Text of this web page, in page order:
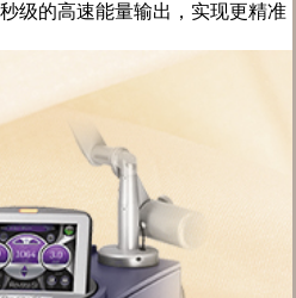
级的高速能量输出，实现更精准